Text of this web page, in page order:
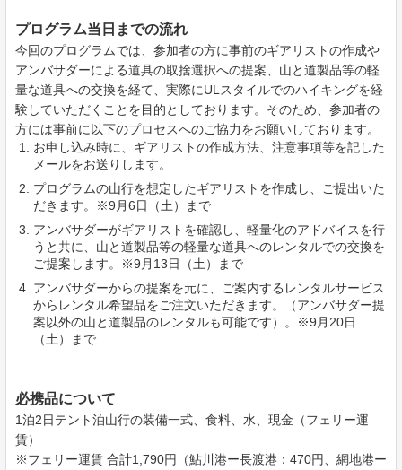
プログラム当日までの流れ
今回のプログラムでは、参加者の方に事前のギアリストの作成や
アンバサダーによる道具の取捨選択への提案、山と道製品等の軽
量な道具への交換を経て、実際にULスタイルでのハイキングを経
験していただくことを目的としております。そのため、参加者の
方には事前に以下のプロセスへのご協力をお願いしております。
お申し込み時に、ギアリストの作成方法、注意事項等を記した
メールをお送りします。
プログラムの山行を想定したギアリストを作成し、ご提出いた
だきます。※9月6日（土）まで
アンバサダーがギアリストを確認し、軽量化のアドバイスを行
うと共に、山と道製品等の軽量な道具へのレンタルでの交換を
ご提案します。※9月13日（土）まで
アンバサダーからの提案を元に、ご案内するレンタルサービス
からレンタル希望品をご注文いただきます。（アンバサダー提
案以外の山と道製品のレンタルも可能です）。※9月20日
（土）まで
必携品について
1泊2日テント泊山行の装備一式、食料、水、現金（フェリー運
賃）
※フェリー運賃 合計1,790円（鮎川港ー長渡港：470円、網地港ー